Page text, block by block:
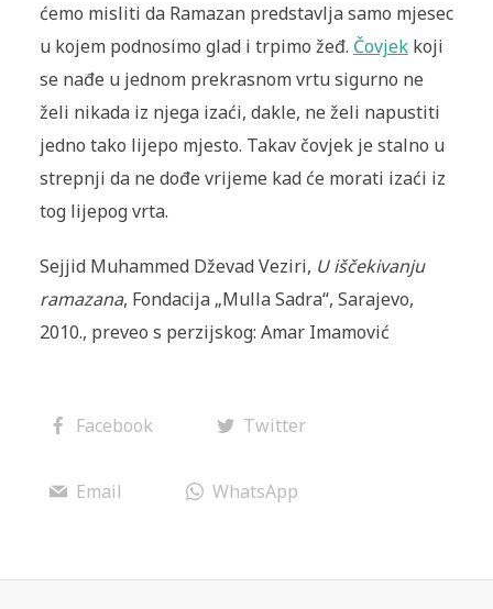
ćemo misliti da Ramazan predstavlja samo mjesec
u kojem podnosimo glad i trpimo žeđ. Čovjekkoji
se nađe u jednom prekrasnom vrtu sigurno ne
želi nikada iz njega izaći, dakle, ne želi napustiti
jedno tako lijepo mjesto. Takav čovjek je stalno u
strepnji da ne dođe vrijeme kad će morati izaći iz
tog lijepog vrta.
Sejjid Muhammed Dževad Veziri, U iščekivanju
ramazana, Fondacija „Mulla Sadra“, Sarajevo,
2010., preveo s perzijskog: Amar Imamović
Facebook Twitter
Email WhatsApp